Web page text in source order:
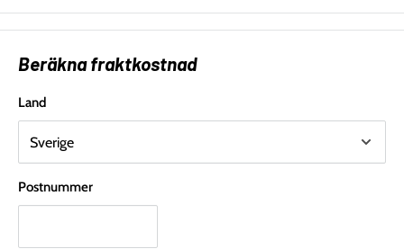
Beräkna fraktkostnad
Land
Postnummer